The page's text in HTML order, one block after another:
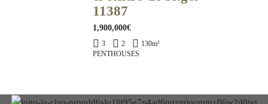
11387
1,900,000€
3 2 130m²
PENTHOUSES